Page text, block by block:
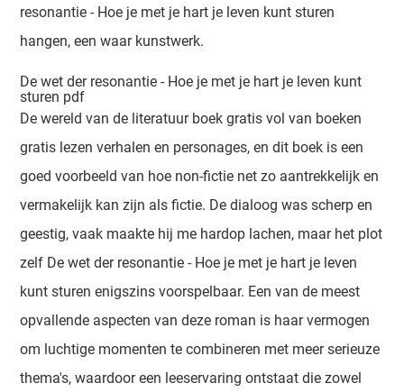
resonantie - Hoe je met je hart je leven kunt sturen
hangen, een waar kunstwerk.
De wet der resonantie - Hoe je met je hart je leven kunt
sturen pdf
De wereld van de literatuur boek gratis vol van boeken
gratis lezen verhalen en personages, en dit boek is een
goed voorbeeld van hoe non-fictie net zo aantrekkelijk en
vermakelijk kan zijn als fictie. De dialoog was scherp en
geestig, vaak maakte hij me hardop lachen, maar het plot
zelf De wet der resonantie - Hoe je met je hart je leven
kunt sturen enigszins voorspelbaar. Een van de meest
opvallende aspecten van deze roman is haar vermogen
om luchtige momenten te combineren met meer serieuze
thema's, waardoor een leeservaring ontstaat die zowel